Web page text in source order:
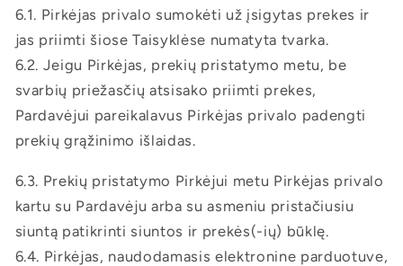
6.1. Pirkėjas privalo sumokėti už įsigytas prekes ir
jas priimti šiose Taisyklėse numatyta tvarka.
6.2. Jeigu Pirkėjas, prekių pristatymo metu, be
svarbių priežasčių atsisako priimti prekes,
Pardavėjui pareikalavus Pirkėjas privalo padengti
prekių grąžinimo išlaidas.
6.3. Prekių pristatymo Pirkėjui metu Pirkėjas privalo
kartu su Pardavėju arba su asmeniu pristačiusiu
siuntą patikrinti siuntos ir prekės(-ių) būklę.
6.4. Pirkėjas, naudodamasis elektronine parduotuve,